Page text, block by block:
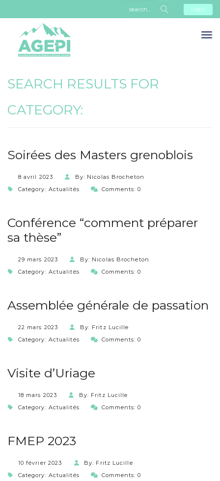
Login
SEARCH RESULTS FOR
CATEGORY:
Soirées des Masters grenoblois
8 avril 2023
By: Nicolas Brocheton
Category: Actualités Comments: 0
Conférence “comment préparer
sa thèse”
29 mars 2023
By: Nicolas Brocheton
Category: Actualités Comments: 0
Assemblée générale de passation
22 mars 2023
By: Fritz Lucille
Category: Actualités Comments: 0
Visite d’Uriage
18 mars 2023
By: Fritz Lucille
Category: Actualités Comments: 0
FMEP 2023
10 février 2023
By: Fritz Lucille
Category: Actualités Comments: 0